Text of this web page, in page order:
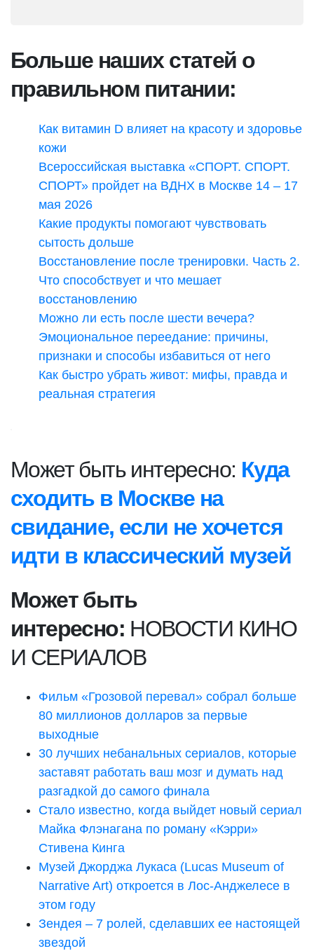
Больше наших статей о
правильном питании:
Как витамин D влияет на красоту и здоровье
кожи
Всероссийская выставка «СПОРТ. СПОРТ.
СПОРТ» пройдет на ВДНХ в Москве 14 – 17
мая 2026
Какие продукты помогают чувствовать
сытость дольше
Восстановление после тренировки. Часть 2.
Что способствует и что мешает
восстановлению
Можно ли есть после шести вечера?
Эмоциональное переедание: причины,
признаки и способы избавиться от него
Как быстро убрать живот: мифы, правда и
реальная стратегия
Может быть интересно: Куда
сходить в Москве на
свидание, если не хочется
идти в классический музей
Может быть
интересно: НОВОСТИ КИНО
И СЕРИАЛОВ
Фильм «Грозовой перевал» собрал больше
80 миллионов долларов за первые
выходные
30 лучших небанальных сериалов, которые
заставят работать ваш мозг и думать над
разгадкой до самого финала
Стало известно, когда выйдет новый сериал
Майка Флэнагана по роману «Кэрри»
Стивена Кинга
Музей Джорджа Лукаса (Lucas Museum of
Narrative Art) откроется в Лос-Анджелесе в
этом году
Зендея – 7 ролей, сделавших ее настоящей
звездой